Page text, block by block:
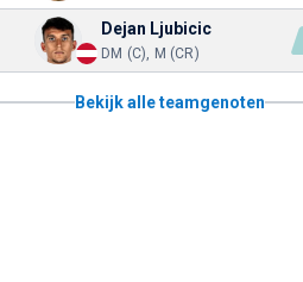
Dejan Ljubicic
DM (C), M (CR)
Bekijk alle teamgenoten